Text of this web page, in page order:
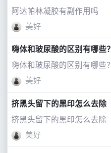
阿达帕林凝胶有副作用吗
美好
嗨体和玻尿酸的区别有哪些？
嗨体和玻尿酸的区别有哪些？
美好
挤黑头留下的黑印怎么去除
挤黑头留下的黑印怎么去除
美好